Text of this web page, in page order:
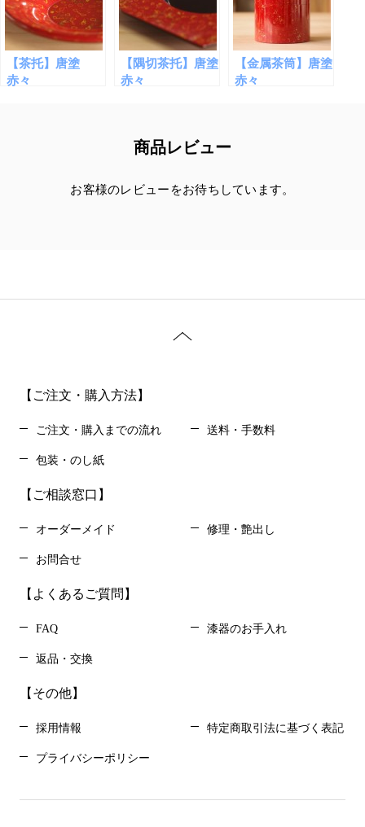
【茶托】唐塗
赤々
【隅切茶托】唐塗
赤々
【金属茶筒】唐塗
赤々
商品レビュー
お客様のレビューをお待ちしています。
【ご注文・購入方法】
ご注文・購入までの流れ 送料・手数料
包装・のし紙
【ご相談窓口】
オーダーメイド 修理・艶出し
お問合せ
【よくあるご質問】
FAQ 漆器のお手入れ
返品・交換
【その他】
採用情報 特定商取引法に基づく表記
プライバシーポリシー